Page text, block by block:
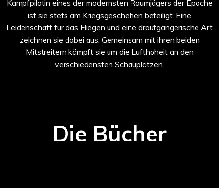
Kampfpilotin eines der modernsten Raumjägers der Epoche
ist sie stets am Kriegsgeschehen beteiligt. Eine
Leidenschaft für das Fliegen und eine draufgängerische Art
zeichnen sie dabei aus. Gemeinsam mit ihren beiden
Mitstreitern kämpft sie um die Lufthoheit an den
verschiedensten Schauplätzen.
Die Bücher